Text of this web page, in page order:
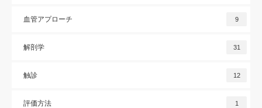
血管アプローチ 9
解剖学 31
触診 12
評価方法 1